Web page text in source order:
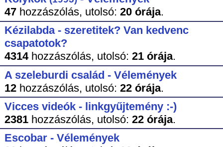
47hozzászólás, utolsó: 20 órája.
Kézilabda - szeretitek? Van kedvenc
csapatotok?
4314hozzászólás, utolsó: 21 órája.
A szeleburdi család - Vélemények
12hozzászólás, utolsó: 22 órája.
Vicces videók - linkgyűjtemény :-)
2381hozzászólás, utolsó: 22 órája.
Escobar - Vélemények